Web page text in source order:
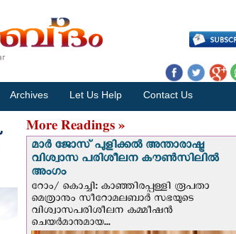
Archives Let Us Help Contact Us
More Readings »
മാർ ജോസ് പുളിക്കൽ അന്താരാഷ്ട്ര
വിശ്വാസ പരിശീലന കൗൺസിലിൽ
അംഗം
റോം/ കൊച്ചി: കാഞ്ഞിരപ്പള്ളി രൂപതാ
മെത്രാനും സീറോമലബാർ സഭയുടെ
വിശ്വാസപരിശീലന കമ്മീഷൻ
ചെയർമാനുമായ...